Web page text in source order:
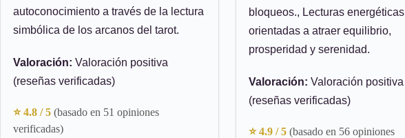
autoconocimiento a través de la lectura
simbólica de los arcanos del tarot.
Valoración: Valoración positiva
(reseñas verificadas)
⭐ 4.8 / 5 (basado en 51 opiniones
verificadas)
bloqueos., Lecturas energéticas
orientadas a atraer equilibrio,
prosperidad y serenidad.
Valoración: Valoración positiva
(reseñas verificadas)
⭐ 4.9 / 5 (basado en 56 opiniones